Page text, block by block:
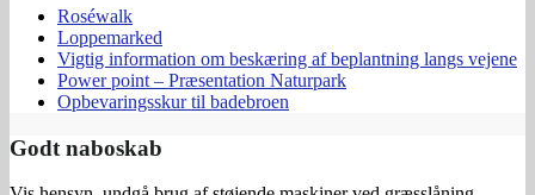
Roséwalk
Loppemarked
Vigtig information om beskæring af beplantning langs vejene
Power point – Præsentation Naturpark
Opbevaringsskur til badebroen
Godt naboskab